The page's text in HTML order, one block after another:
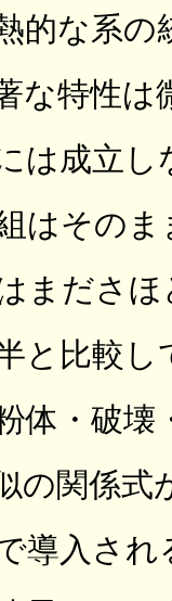
的な系の
な特性は
は成立
はその
まださ
と比較
体・破壊
の関係式
導入さ